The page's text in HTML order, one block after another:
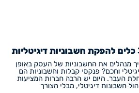
מנהלים את החשבוניות של העסק באופן
וחכם? פנקסי קבלות וחשבוניות הם
העבר. היום יש הרבה חברות המציעות
חשבונות דיגיטלי, מבלי הצורך